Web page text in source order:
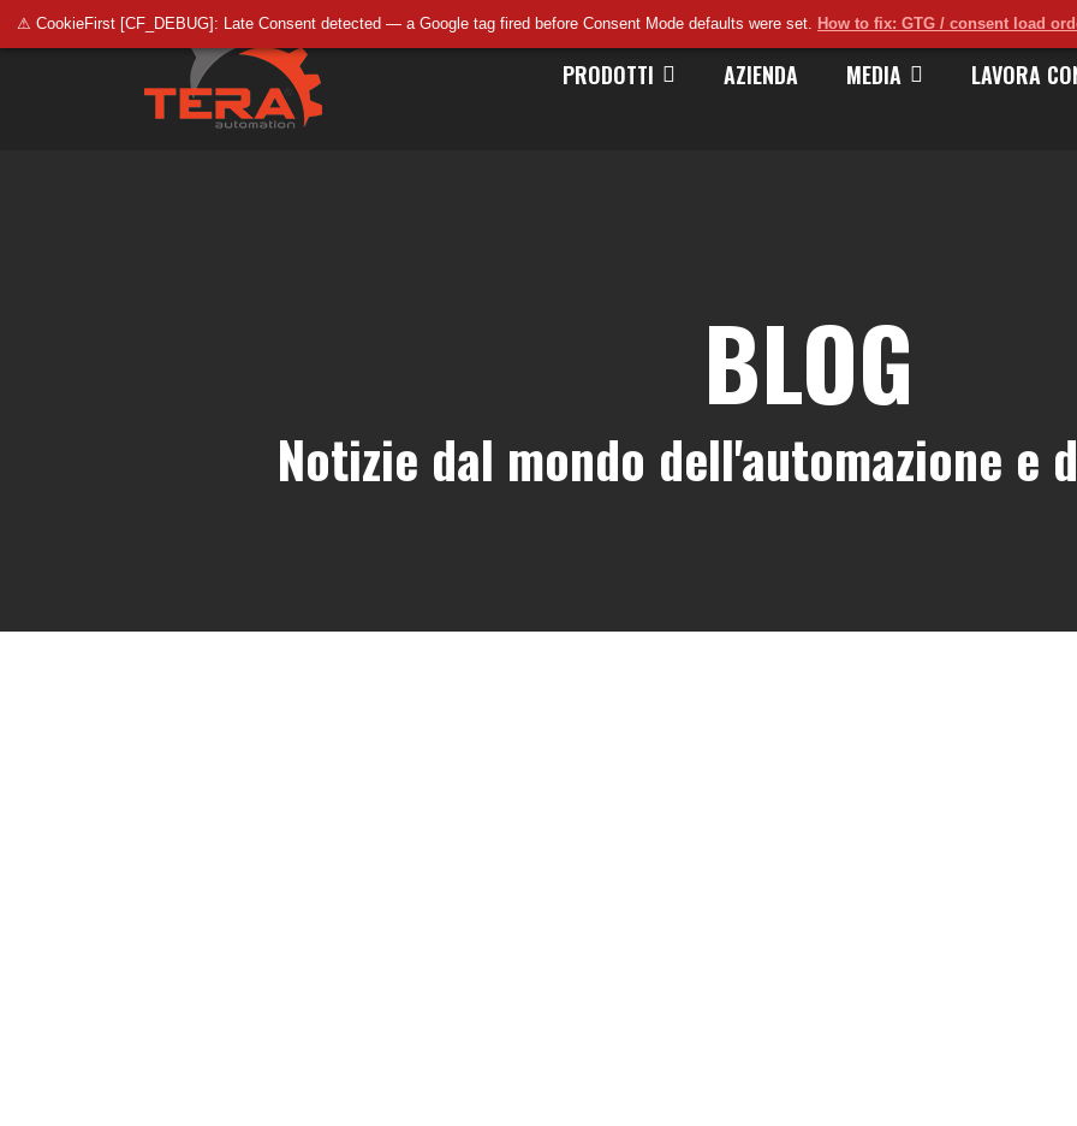
⚠ CookieFirst [CF_DEBUG]: Late Consent detected — a Google tag fired before Consent Mode defaults were set. How to fix: GTG / consent load
PRODOTTI AZIENDA MEDIA LAVORA
BLOG
Notizie dal mondo dell'automazione e